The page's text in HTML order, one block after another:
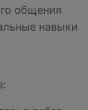
общения
навыки